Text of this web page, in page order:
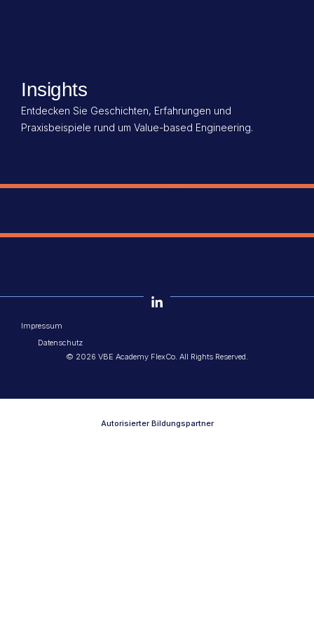
Insights
Entdecken Sie Geschichten, Erfahrungen und
Praxisbeispiele rund um Value-based Engineering.
Impressum
© 2026 VBE Academy FlexCo. All Rights Reserved.
Datenschutz
Autorisierter Bildungspartner